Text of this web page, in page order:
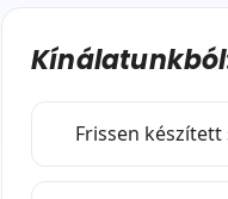
Frissen